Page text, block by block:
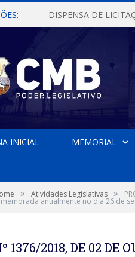
INICIAL MEMORIAL
» Atividades Legislativas »
anualmente no dia 26 de
1376/2018, DE 02 DE